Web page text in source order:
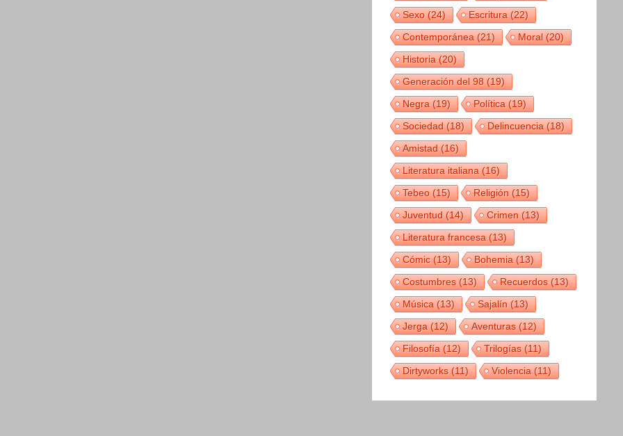
Sexo(24) Escritura(22)
Contemporánea(21) Moral(20)
Historia(20)
Generación del 98(19)
Negra(19) Política(19)
Sociedad(18) Delincuencia(18)
Amistad(16)
Literatura italiana(16)
Tebeo(15) Religión(15)
Juventud(14) Crimen(13)
Literatura francesa(13)
Cómic(13) Bohemia(13)
Costumbres(13) Recuerdos(13)
Música(13) Sajalín(13)
Jerga(12) Aventuras(12)
Filosofía(12) Trilogías(11)
Dirtyworks(11) Violencia(11)